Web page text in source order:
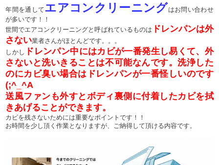
年間を通してエアコンクリーニングはお問い合わせ
が多いです！！
世間でエアコンクリーニングと呼ばれているものは ドレンパンは外
さない業者さんがほとんどです。。。
しかし ドレンパン中にはカビが一番発生し易くて、外
さないと洗いきることは不可能なんです。洗浄した
のにカビ臭い場合はドレンパンが一番怪しいのです
(;^_^A
送風ファンも外すとボディ裏側に付着したカビを拭
きあげることができます。
カビを残さないためには重要なポイントです！！
お時間を少し頂く作業となりますが、ご納得して頂ける内容です。